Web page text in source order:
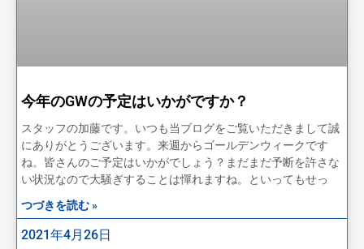
今年のGWの予定はいかがですか？
スタッフの加藤です。いつも当ブログをご覧いただきまして誠
にありがとうございます。来週からゴールデンウィークです
ね。皆さんのご予定はいかがでしょう？まだまだ予断を許さな
い状況なので大騒ぎすることは憚れますね。といってもせっ
つづきを読む »
2021年4月26日